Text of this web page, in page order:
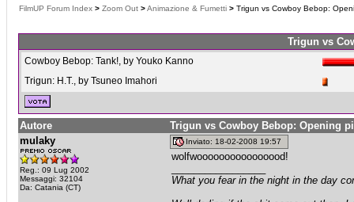
FilmUP Forum Index > Zoom Out >Animazione & Fumetti > Trigun vs Cowboy Bebop:
Trigun vs
Cowboy Bebop: Tank!, by Youko Kanno
Trigun: H.T., by Tsuneo Imahori
Autore
Trigun vs Cowboy Bebop: Opening
mulaky
Reg.: 09 Lug 2002
Messaggi: 32104
Da: Catania (CT)
Inviato: 18-02-2008 19:57
wolfwoooooooooooooood!
What you fear in the night in the day